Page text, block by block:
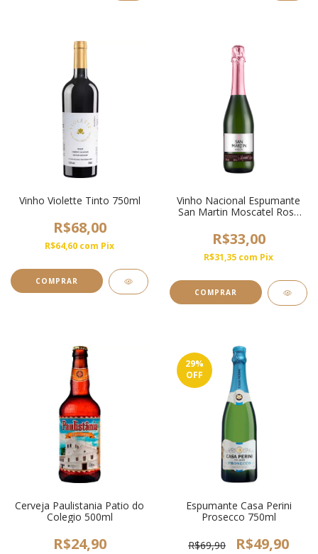
Vinho Violette Tinto 750ml
R$68,00
R$64,60 com Pix
Vinho Nacional Espumante
San Martin Moscatel Rosé
R$33,00
R$31,35 com Pix
Cerveja Paulistania Patio do
Colegio 500ml
R$24,90
29%
OFF
Espumante Casa Perini
Prosecco 750ml
R$69,90 R$49,90